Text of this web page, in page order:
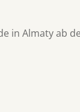
in Almaty ab